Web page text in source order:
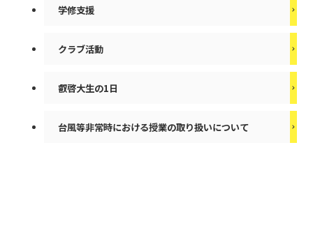
学修支援
クラブ活動
叡啓大生の1日
台風等非常時における授業の取り扱いについて